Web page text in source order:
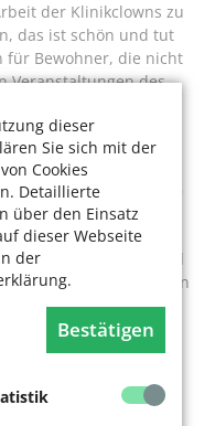
dieser
Sie sich mit der
Cookies
Detaillierte
über den Einsatz
dieser Webseite
der
Bestätigen
der Klinikclowns zu
das ist schön und tut
für Bewohner, die nicht
Veranstaltungen des
es eine tolle
Sozialen Dienst des
wurde 1995
gegründet. „Seine
organisieren und
zwischen Clowns und
zu beraten
und Sponsoren zu
der Geschäftsstelle
statt. Viel
Ausbildung der